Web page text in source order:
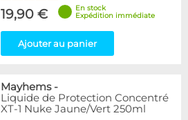
19,90 €
En stock
Expédition immédiate
Ajouter au panier
Mayhems-
Liquide de Protection Concentré
XT-1 Nuke Jaune/Vert 250ml